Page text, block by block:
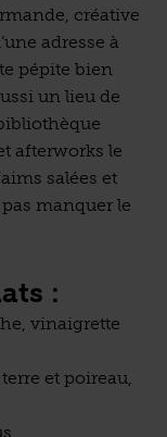
créative
adresse à
pépite bien
un lieu de
afterworks le
salées et
manquer le
:
vinaigrette
et poireau,